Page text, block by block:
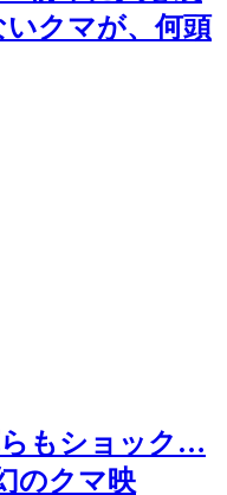
クマが、何頭
らもショック…
のクマ映